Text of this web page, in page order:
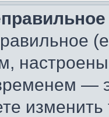
настроены
—
изменить